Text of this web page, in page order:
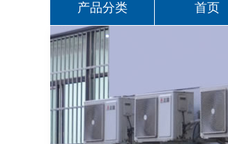
产品分类 首页